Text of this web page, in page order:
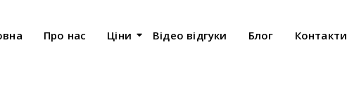
Про нас Ціни Відео відгуки Блог Контакти